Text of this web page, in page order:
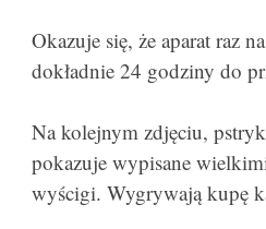
Okazuje się, że aparat raz
dokładnie 24 godziny do
Na kolejnym zdjęciu,
pokazuje wypisane
wyścigi. Wygrywają kupę